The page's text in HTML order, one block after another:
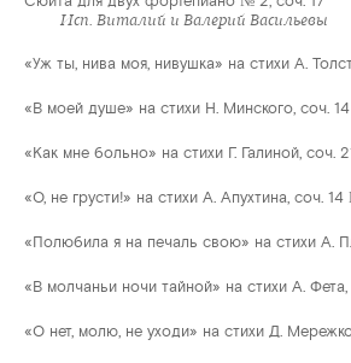
Исп. Виталий и Валерий Васильевы
«Уж ты, нива моя, нивушка» на стихи А.
«В моей душе» на стихи Н. Минского, соч.
«Как мне больно» на стихи Г. Галиной, соч.
«О, не грусти!» на стихи А. Апухтина, соч.
«Полюбила я на печаль свою» на стихи А.
«В молчаньи ночи тайной» на стихи А.
«О нет, молю, не уходи» на стихи Д.